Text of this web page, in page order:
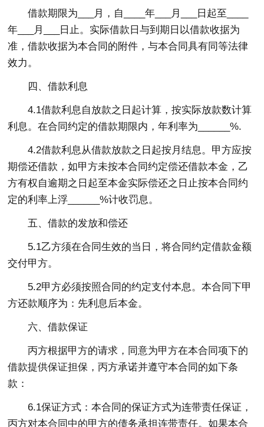
借款期限为___月，自____年___月___日起至____
年___月___日止。实际借款日与到期日以借款收据为
准，借款收据为本合同的附件，与本合同具有同等法律
效力。
四、借款利息
4.1借款利息自放款之日起计算，按实际放款数计算
利息。在合同约定的借款期限内，年利率为______%.
4.2借款利息从借款放款之日起按月结息。甲方应按
期偿还借款，如甲方未按本合同约定偿还借款本金，乙
方有权自逾期之日起至本金实际偿还之日止按本合同约
定的利率上浮______%计收罚息。
五、借款的发放和偿还
5.1乙方须在合同生效的当日，将合同约定借款金额
交付甲方。
5.2甲方必须按照合同的约定支付本息。本合同下甲
方还款顺序为：先利息后本金。
六、借款保证
丙方根据甲方的请求，同意为甲方在本合同项下的
借款提供保证担保，丙方承诺并遵守本合同的如下条
款：
6.1保证方式：本合同的保证方式为连带责任保证，
丙方对本合同中的甲方的债务承担连带责任。如果本合